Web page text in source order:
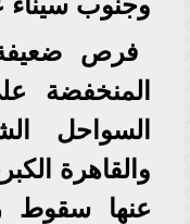
فرص
المنخفضة
السواحل
والقاهرة
عنها سقوط